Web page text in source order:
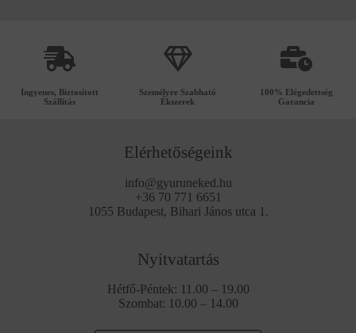
Ingyenes, Biztosított
Szállítás
Személyre Szabható
Ékszerek
100% Elégedettség
Garancia
Elérhetőségeink
info@gyuruneked.hu
+36 70 771 6651
1055 Budapest, Bihari János utca 1.
Nyitvatartás
Hétfő-Péntek: 11.00 – 19.00
Szombat: 10.00 – 14.00